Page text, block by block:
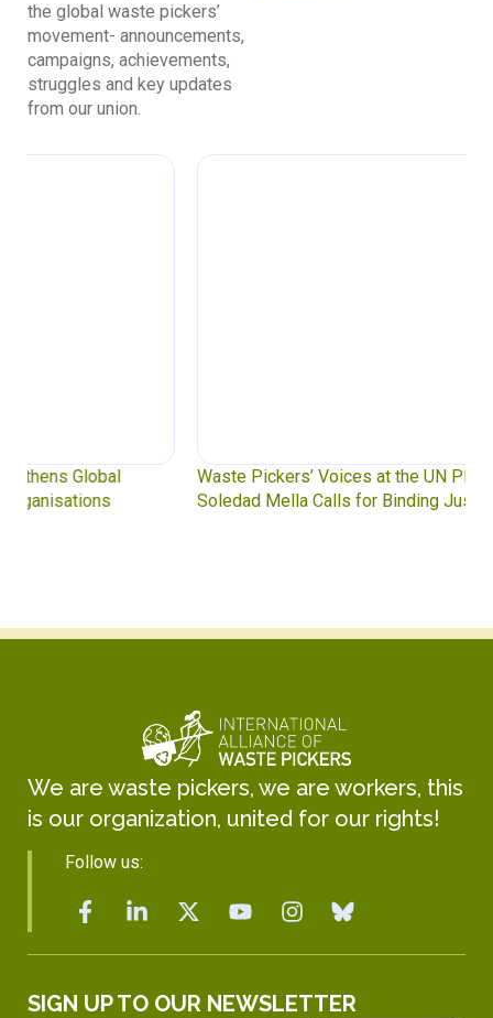
the global waste pickers’
movement- announcements,
campaigns, achievements,
struggles and key updates
from our union.
Waste Pickers’ Voices at the UN Plastics Treaty:
Soledad Mella Calls for Binding Just Transition
We are waste pickers, we are workers, this
is our organization, united for our rights!
Follow us:
SIGN UP TO OUR NEWSLETTER